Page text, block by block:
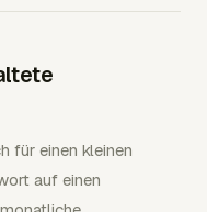
für einen kleinen
auf einen